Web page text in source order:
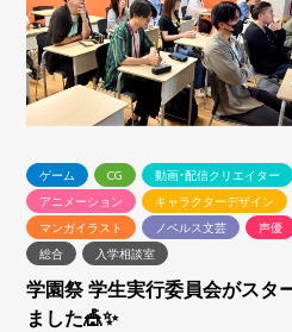
ゲーム CG
動画・配信クリエイター
アニメーション
キャラクターデザイン
マンガイラスト
ノベルス文芸
声優
総合
入学相談室
学園祭 学生実行委員会がスタ
ました🎪✨